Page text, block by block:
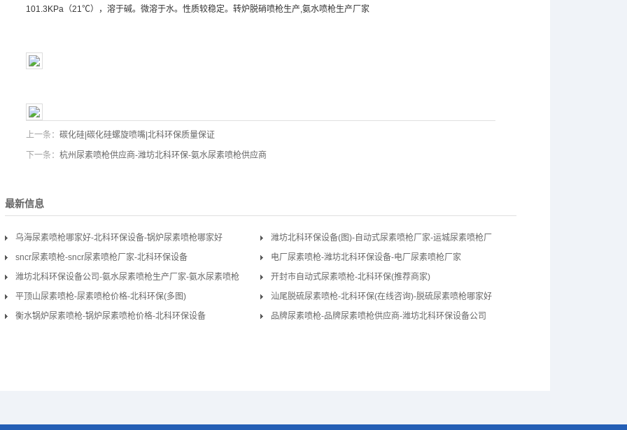
101.3KPa（21℃），溶于碱。微溶于水。性质较稳定。转炉脱硝喷枪生产,氨水喷枪生产厂家
上一条： 碳化硅|碳化硅螺旋喷嘴|北科环保质量保证
下一条： 杭州尿素喷枪供应商-潍坊北科环保-氨水尿素喷枪供应商
最新信息
乌海尿素喷枪哪家好-北科环保设备-锅炉尿素喷枪哪家好
潍坊北科环保设备(图)-自动式尿素喷枪厂家-运城尿素喷枪厂
家
sncr尿素喷枪-sncr尿素喷枪厂家-北科环保设备
电厂尿素喷枪-潍坊北科环保设备-电厂尿素喷枪厂家
潍坊北科环保设备公司-氨水尿素喷枪生产厂家-氨水尿素喷枪
开封市自动式尿素喷枪-北科环保(推荐商家)
平顶山尿素喷枪-尿素喷枪价格-北科环保(多图)
汕尾脱硫尿素喷枪-北科环保(在线咨询)-脱硫尿素喷枪哪家好
衡水锅炉尿素喷枪-锅炉尿素喷枪价格-北科环保设备
品牌尿素喷枪-品牌尿素喷枪供应商-潍坊北科环保设备公司